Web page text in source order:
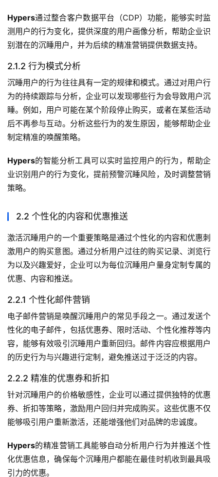
Hypers通过整合客户数据平台（CDP）功能，能够实时监
测用户的行为变化，提供深度的用户画像分析，帮助企业识
别潜在的沉睡用户，并为后续的精准营销提供数据支持。
2.1.2 行为模式分析
沉睡用户的行为往往具有一定的规律和模式。通过对用户行
为的持续跟踪与分析，企业可以发现哪些行为会导致用户沉
睡。例如，用户可能在某个阶段停止购买，或者在某些活动
后不再参与互动。分析这些行为的发生原因，能够帮助企业
制定精准的唤醒策略。
Hypers的智能分析工具可以实时监控用户的行为，帮助企
业识别用户的行为变化，提前预警沉睡风险，及时调整营销
策略。
2.2 个性化的内容和优惠推送
激活沉睡用户的一个重要策略是通过个性化的内容和优惠刺
激用户的购买意图。通过分析用户过往的购买记录、浏览行
为以及兴趣爱好，企业可以为每位沉睡用户量身定制专属的
优惠、内容和推送。
2.2.1 个性化邮件营销
电子邮件营销是唤醒沉睡用户的常见手段之一。通过发送个
性化的电子邮件，包括优惠券、限时活动、个性化推荐等内
容，能够有效吸引沉睡用户重新回归。邮件内容应根据用户
的历史行为与兴趣进行定制，避免推送过于泛泛的内容。
2.2.2 精准的优惠券和折扣
针对沉睡用户的价格敏感性，企业可以通过提供独特的优惠
券、折扣等策略，激励用户回归并完成购买。这些优惠不仅
能够吸引用户重新激活，还能增强他们对品牌的忠诚度。
Hypers的精准营销工具能够自动分析用户行为并推送个性
化优惠信息，确保每个沉睡用户都能在最佳时机收到最具吸
引力的优惠。